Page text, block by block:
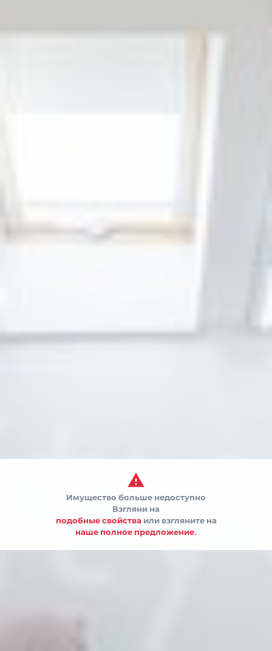

Имущество больше недоступно
Взгляни на
подобные свойства или взгляните на
наше полное предложение.